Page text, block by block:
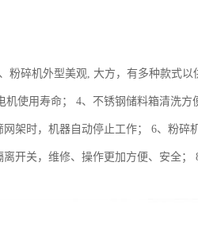
粉碎机外型美观, 大方，有多种款式
使用寿命； 4、不锈钢储料箱清洗
架时，机器自动停止工作； 6、粉碎
开关，维修、操作更加方便、安全